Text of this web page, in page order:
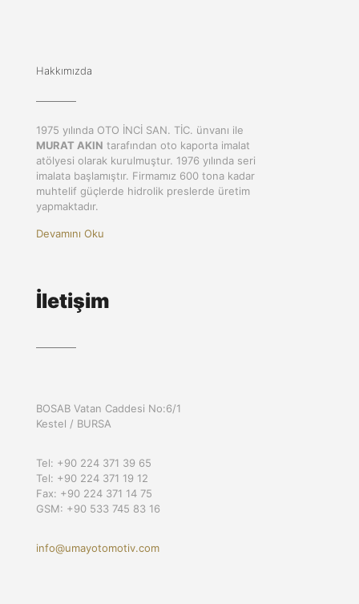
Hakkımızda
1975 yılında OTO İNCİ SAN. TİC. ünvanı ile
MURAT AKIN tarafından oto kaporta imalat
atölyesi olarak kurulmuştur. 1976 yılında seri
imalata başlamıştır. Firmamız 600 tona kadar
muhtelif güçlerde hidrolik preslerde üretim
yapmaktadır.
Devamını Oku
İletişim
BOSAB Vatan Caddesi No:6/1
Kestel / BURSA
Tel: +90 224 371 39 65
Tel: +90 224 371 19 12
Fax: +90 224 371 14 75
GSM: +90 533 745 83 16
info@umayotomotiv.com